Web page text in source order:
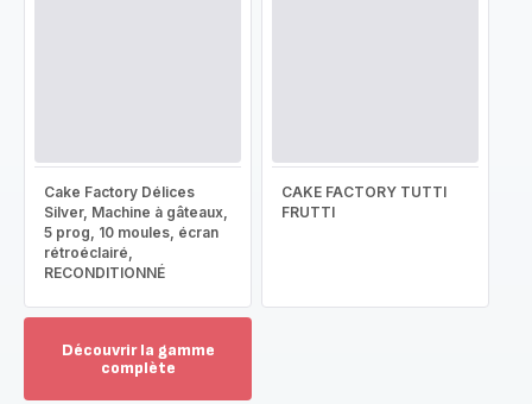
Cake Factory Délices
Silver, Machine à gâteaux,
5 prog, 10 moules, écran
rétroéclairé,
RECONDITIONNÉ
CAKE FACTORY TUTTI
FRUTTI
Découvrir la gamme
complète